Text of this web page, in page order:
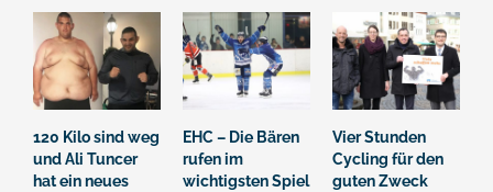
120 Kilo sind weg
und Ali Tuncer
hat ein neues
EHC – Die Bären
rufen im
wichtigsten Spiel
Vier Stunden
Cycling für den
guten Zweck